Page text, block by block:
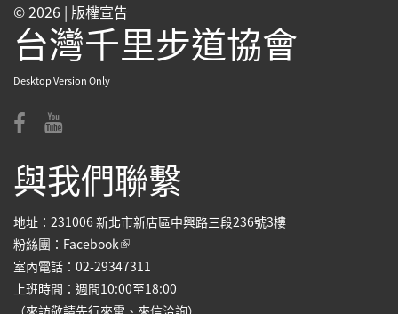
© 2026 | 版權宣告
台灣千里步道協會
Desktop Version Only
與我們聯繫
地址：231006 新北市新店區中興路三段236號3樓
粉絲團： Facebook(link is external)
室內電話：02-29347311
上班時間：週間10:00至18:00
（來訪敬請先行來電、來信洽詢）